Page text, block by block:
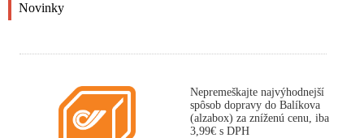
Novinky
Nepremeškajte najvýhodnejší
spôsob dopravy do Balíkova
(alzabox) za zníženú cenu, iba
3,99€ s DPH